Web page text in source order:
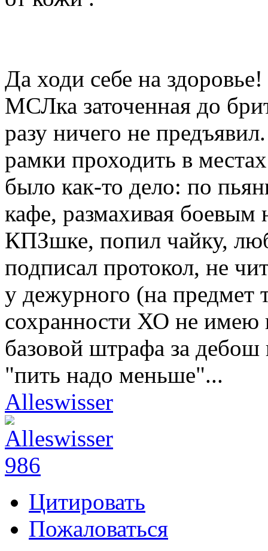
Да ходи себе на
МСЛка заточенная до
разу ничего не
рамки проходить в
было как-то дело: по
кафе, размахивая
КПЗшке, попил чайку,
подписал протокол, не
у дежурного (на предмет
сохранности ХО не имею
базовой штрафа за дебош
"пить надо меньше"...
Alleswisser
986
Цитировать
Пожаловаться